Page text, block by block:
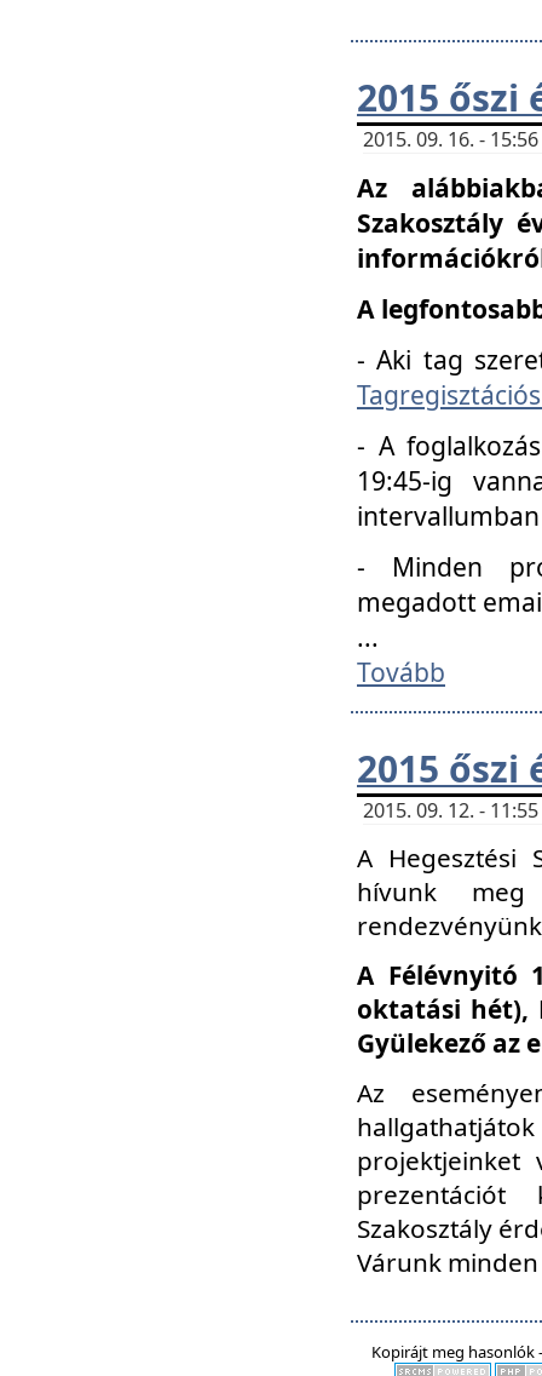
2015 őszi
2015. 09. 16. -
Az
Szakosztály
A
- Aki tag
- A
19:45-ig
- Minden
megadott
...
Tovább
2015
2015. 09. 12. -
A Hegesztési
hívunk
A Félévnyitó
oktatási hét),
Gyülekező az
Az
Szakosztály
Várunk
Kopirájt meg hasonlók